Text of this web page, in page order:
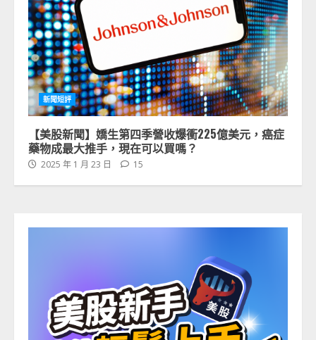
新聞短評
【美股新聞】嬌生第四季營收爆衝225億美元，癌症
藥物成最大推手，現在可以買嗎？
2025 年 1 月 23 日 15